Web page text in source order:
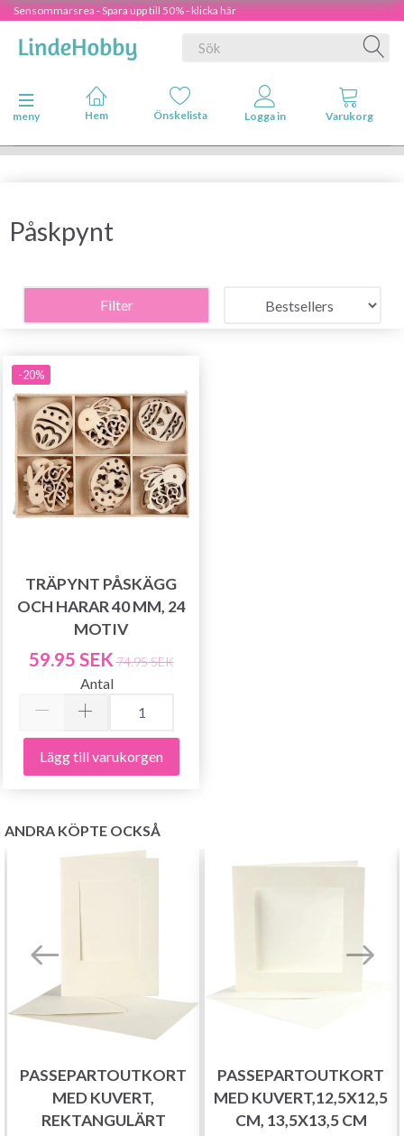
Sensommarsrea - Spara upp till 50% - klicka här
Ändra navigering
meny
Påskpynt
Filter
-20%
TRÄPYNT PÅSKÄGG
OCH HARAR 40 MM, 24
MOTIV
59.95 SEK 74.95 SEK
Antal
Lägg till varukorgen
ANDRA KÖPTE OCKSÅ
PASSEPARTOUTKORT
MED KUVERT,
REKTANGULÄRT
PASSEPARTOUTKORT
MED KUVERT,12,5X12,5
CM, 13,5X13,5 CM